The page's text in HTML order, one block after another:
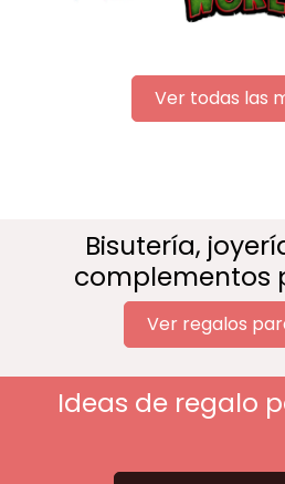
Ver todas las
Bisutería,
complementos
Ver regalos
Ideas de regalo